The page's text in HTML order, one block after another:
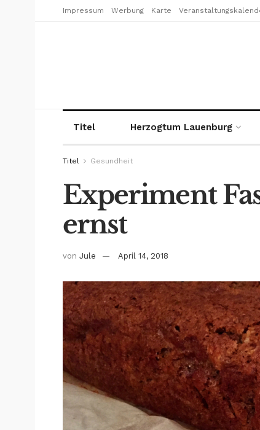
Impressum Werbung Karte
Titel Herzogtum Lauenburg
Titel Gesundheit
Experiment
ernst
von Jule April 14, 2018